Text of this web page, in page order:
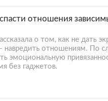
отношения
о том, как не дать
отношениям. По
эмоциональную
без гаджетов.